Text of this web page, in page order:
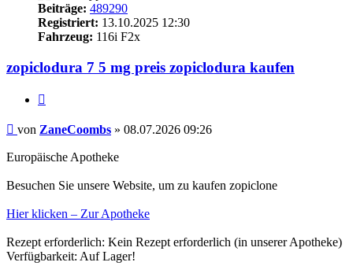
Beiträge: 489290
Registriert: 13.10.2025 12:30
Fahrzeug: 116i F2x
zopiclodura 7 5 mg preis zopiclodura kaufen
Beitrag
von ZaneCoombs » 08.07.2026 09:26
Europäische Apotheke
Besuchen Sie unsere Website, um zu kaufen zopiclone
Hier klicken – Zur Apotheke
Rezept erforderlich: Kein Rezept erforderlich (in unserer Apotheke)
Verfügbarkeit: Auf Lager!